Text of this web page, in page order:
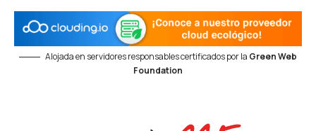
Alojada en servidores responsables certificados por la Green Web
Foundation